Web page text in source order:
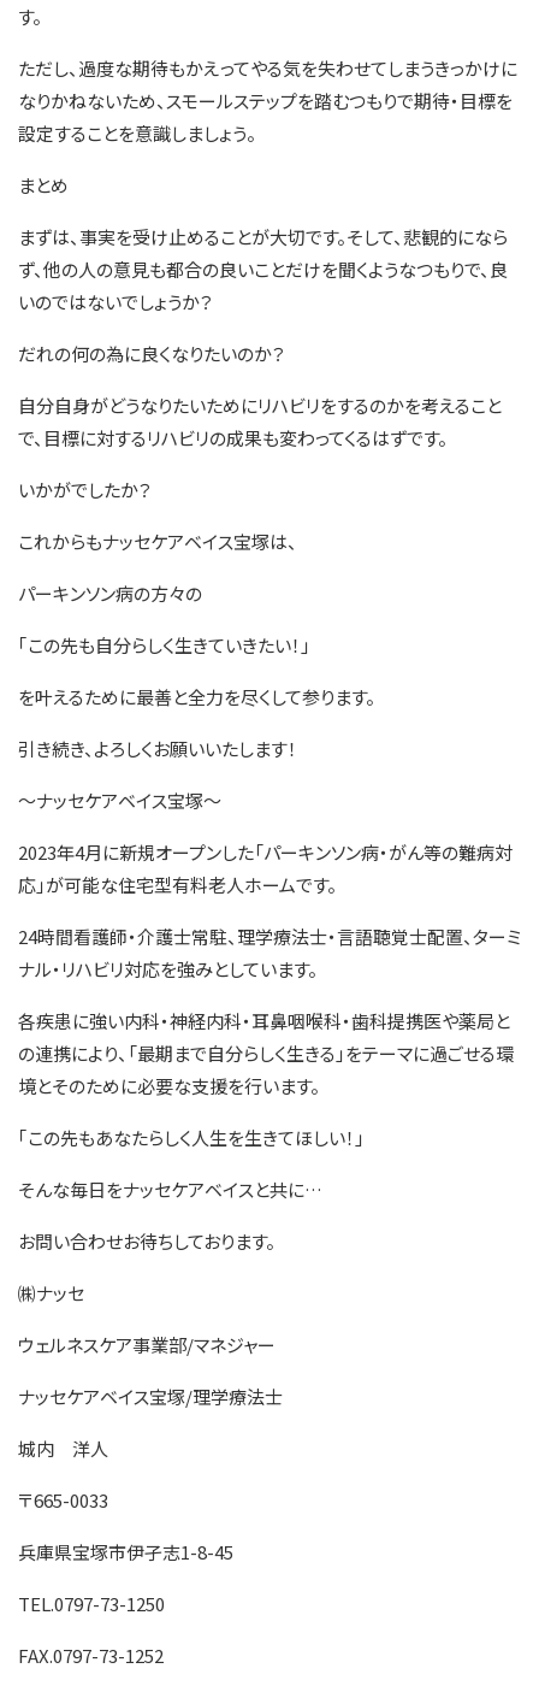
す。
ただし、過度な期待もかえってやる気を失わせてしまうきっかけに
なりかねないため、スモールステップを踏むつもりで期待・目標を
設定することを意識しましょう。
まとめ
まずは、事実を受け止めることが大切です。そして、悲観的になら
ず、他の人の意見も都合の良いことだけを聞くようなつもりで、良
いのではないでしょうか？
だれの何の為に良くなりたいのか？
自分自身がどうなりたいためにリハビリをするのかを考えること
で、目標に対するリハビリの成果も変わってくるはずです。
いかがでしたか？
これからもナッセケアベイス宝塚は、
パーキンソン病の方々の
｢この先も自分らしく生きていきたい！｣
を叶えるために最善と全力を尽くして参ります。
引き続き、よろしくお願いいたします！
～ナッセケアベイス宝塚～
2023年4月に新規オープンした「パーキンソン病・がん等の難病対
応」が可能な住宅型有料老人ホームです。
24時間看護師・介護士常駐、理学療法士・言語聴覚士配置、ターミ
ナル・リハビリ対応を強みとしています。
各疾患に強い内科・神経内科・耳鼻咽喉科・歯科提携医や薬局と
の連携により、「最期まで自分らしく生きる」をテーマに過ごせる環
境とそのために必要な支援を行います。
｢この先もあなたらしく人生を生きてほしい！｣
そんな毎日をナッセケアベイスと共に…
お問い合わせお待ちしております。
㈱ナッセ
ウェルネスケア事業部/マネジャー
ナッセケアベイス宝塚/理学療法士
城内 洋人
〒665-0033
兵庫県宝塚市伊孑志1-8-45
TEL.0797-73-1250
FAX.0797-73-1252